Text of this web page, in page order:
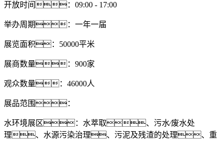
开放时间：09:00 - 17:00
举办周期：一年一届
展览面积：50000平米
展商数量：900家
观众数量：46000人
展品范围：
水环境展区：水萃取、污水∕废水处
理、水源污染治理、污泥及残渣的处理、重